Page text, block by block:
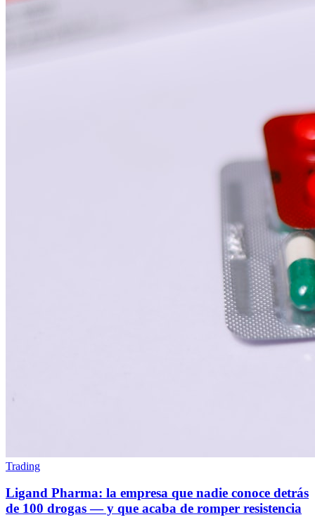
Trading
Ligand Pharma: la empresa que nadie conoce detrás
de 100 drogas — y que acaba de romper resistencia